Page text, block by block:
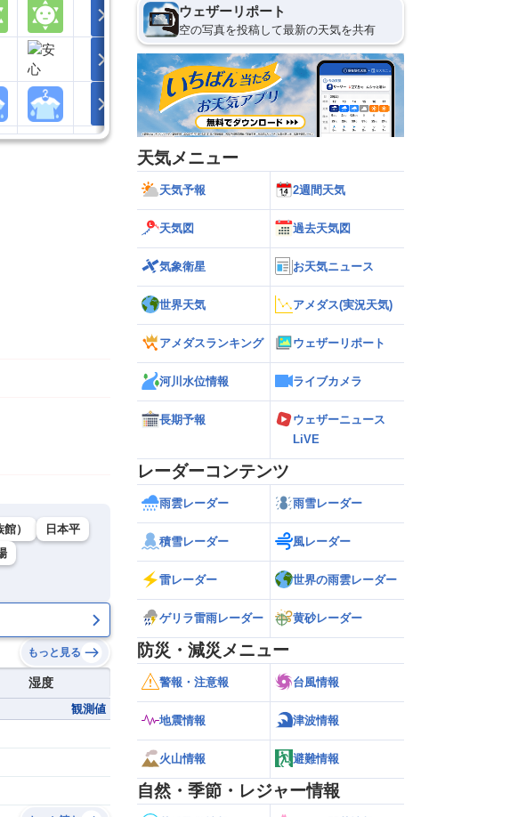
）
日本平
もっと見る
湿度
観測値
ウェザーリポート
空の写真を投稿して最新の天気を共有
天気メニュー
天気予報 2週間天気
天気図 過去天気図
気象衛星 お天気ニュース
世界天気 アメダス(実況天気)
アメダスランキング ウェザーリポート
河川水位情報 ライブカメラ
長期予報
ウェザーニュース
LiVE
レーダーコンテンツ
雨雲レーダー 雨雪レーダー
積雪レーダー 風レーダー
雷レーダー 世界の雨雲レーダー
ゲリラ雷雨レーダー 黄砂レーダー
防災・減災メニュー
警報・注意報 台風情報
地震情報 津波情報
火山情報 避難情報
自然・季節・レジャー情報